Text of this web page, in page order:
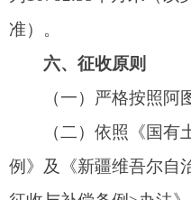
被征收人可以自行选择其中一
（二）评估的原则及依
依照《国有土地上房屋
《新疆维吾尔自治区实施<
补偿条例>办法》和《国有